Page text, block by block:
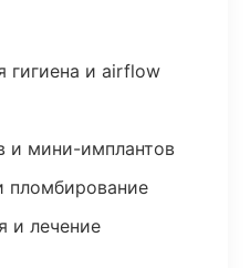
гигиена и airflow
и мини-имплантов
пломбирование
и лечение